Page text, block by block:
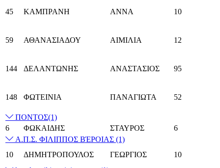
45 ΚΑΜΠΡΑΝΗ ΑΝΝΑ 10
59 ΑΘΑΝΑΣΙΑΔΟΥ ΑΙΜΙΛΙΑ 12
144 ΔΕΛΑΝΤΩΝΗΣ ΑΝΑΣΤΑΣΙΟΣ 95
148 ΦΩΤΕΙΝΙΑ ΠΑΝΑΓΙΩΤΑ 52
ΠΟΝΤΟΣ(1)
6
ΦΩΚΑΙΔΗΣ ΣΤΑΥΡΟΣ
6
Α.Π.Σ. ΦΙΛΙΠΠΟΣ ΒΈΡΟΙΑΣ (1)
10
ΔΗΜΗΤΡΟΠΟΥΛΟΣ ΓΕΩΡΓΙΟΣ
10